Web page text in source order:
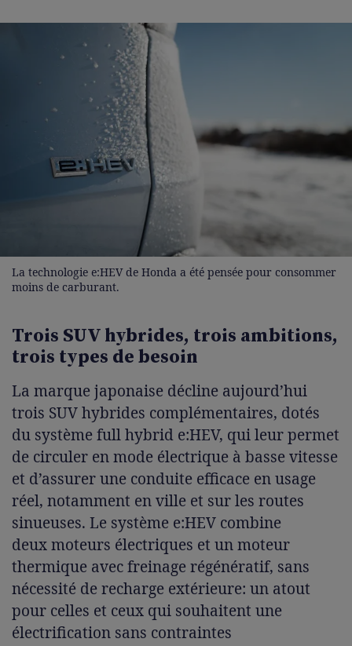
La technologie e:HEV de Honda a été pensée pour consommer
moins de carburant.
Trois SUV hybrides, trois ambitions,
trois types de besoin
La marque japonaise décline aujourd’hui
trois SUV hybrides complémentaires, dotés
du système full hybrid e:HEV, qui leur permet
de circuler en mode électrique à basse vitesse
et d’assurer une conduite efficace en usage
réel, notamment en ville et sur les routes
sinueuses. Le système e:HEV combine
deux moteurs électriques et un moteur
thermique avec freinage régénératif, sans
nécessité de recharge extérieure: un atout
pour celles et ceux qui souhaitent une
électrification sans contraintes